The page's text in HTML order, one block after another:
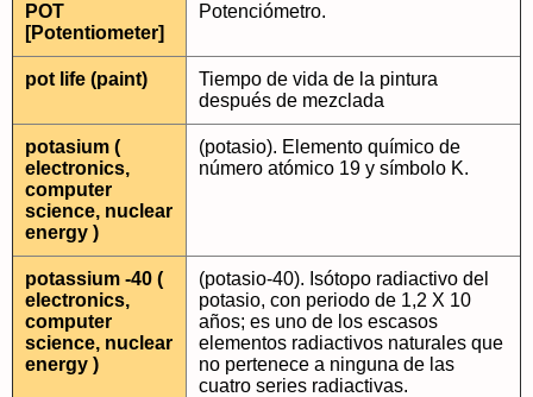
POT
[Potentiometer]
Potenciómetro.
pot life (paint)
Tiempo de vida de la pintura
después de mezclada
potasium (
electronics,
computer
science, nuclear
energy )
(potasio). Elemento químico de
número atómico 19 y símbolo K.
potassium -40 (
electronics,
computer
science, nuclear
energy )
(potasio-40). Isótopo radiactivo del
potasio, con periodo de 1,2 X 10
años; es uno de los escasos
elementos radiactivos naturales que
no pertenece a ninguna de las
cuatro series radiactivas.